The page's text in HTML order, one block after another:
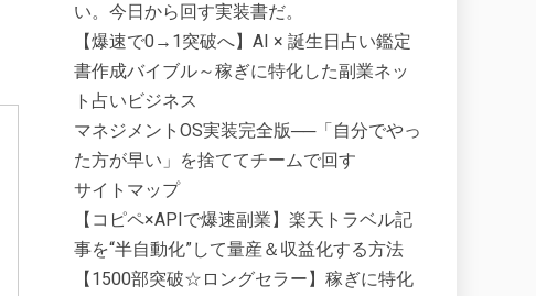
い。今日から回す実装書だ。
【爆速で0→1突破へ】AI × 誕生日占い鑑定
書作成バイブル～稼ぎに特化した副業ネッ
ト占いビジネス
マネジメントOS実装完全版──「自分でやっ
た方が早い」を捨ててチームで回す
サイトマップ
【コピペ×APIで爆速副業】楽天トラベル記
事を“半自動化”して量産＆収益化する方法
【1500部突破☆ロングセラー】稼ぎに特化